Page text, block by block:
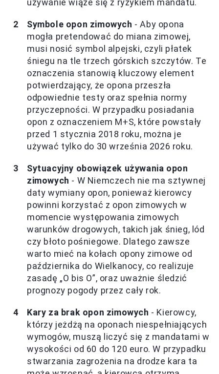
używanie wiąże się z ryzykiem mandatu.
Symbole opon zimowych - Aby opona
mogła pretendować do miana zimowej,
musi nosić symbol alpejski, czyli płatek
śniegu na tle trzech górskich szczytów. Te
oznaczenia stanowią kluczowy element
potwierdzający, że opona przeszła
odpowiednie testy oraz spełnia normy
przyczepności. W przypadku posiadania
opon z oznaczeniem M+S, które powstały
przed 1 stycznia 2018 roku, można je
używać tylko do 30 września 2026 roku.
Sytuacyjny obowiązek używania opon
zimowych - W Niemczech nie ma sztywnej
daty wymiany opon, ponieważ kierowcy
powinni korzystać z opon zimowych w
momencie występowania zimowych
warunków drogowych, takich jak śnieg, lód
czy błoto pośniegowe. Dlatego zawsze
warto mieć na kołach opony zimowe od
października do Wielkanocy, co realizuje
zasadę „O bis O”, oraz uważnie śledzić
prognozy pogody przez cały rok.
Kary za brak opon zimowych - Kierowcy,
którzy jeżdżą na oponach niespełniających
wymogów, muszą liczyć się z mandatami w
wysokości od 60 do 120 euro. W przypadku
stwarzania zagrożenia na drodze kara ta